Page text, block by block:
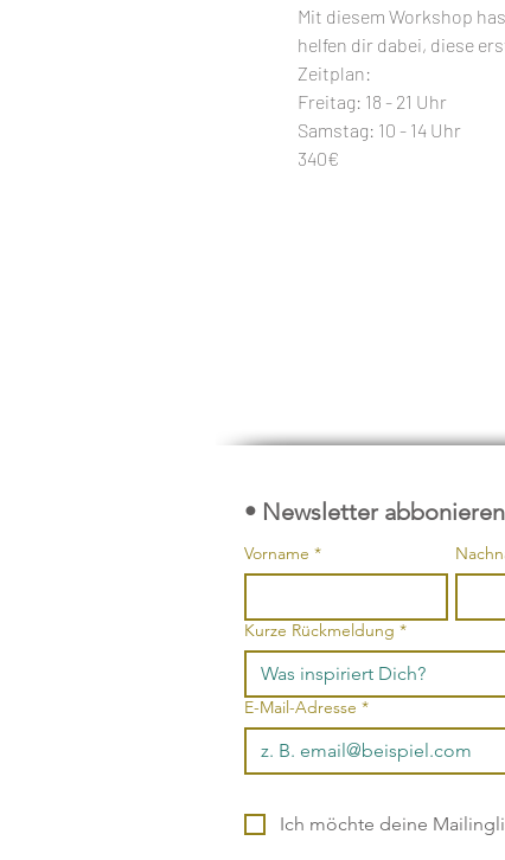
Mit diesem Workshop
helfen dir dabei, diese
Zeitplan:
Freitag: 18 - 21 Uhr
Samstag: 10 - 14 Uhr
340€
• Newsletter
Vorname *
Kurze Rückmeldung *
E-Mail-Adresse *
Ich möchte deine